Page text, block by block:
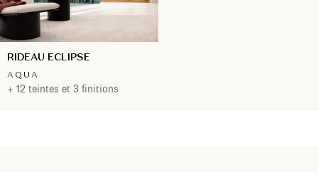
RIDEAU ECLIPSE
AQUA
+ 12 teintes et 3 finitions